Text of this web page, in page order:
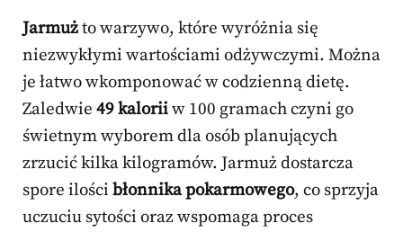
Jarmużto warzywo, które wyróżnia się
niezwykłymi wartościami odżywczymi. Można
je łatwo wkomponować w codzienną dietę.
Zaledwie 49 kaloriiw 100 gramach czyni go
świetnym wyborem dla osób planujących
zrzucić kilka kilogramów. Jarmuż dostarcza
spore ilości błonnika pokarmowego, co sprzyja
uczuciu sytości oraz wspomaga proces